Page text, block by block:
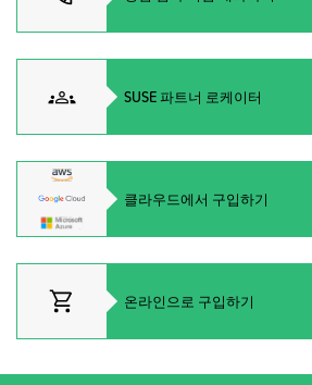
지원
파트너
커뮤니티
정보
문의하기
SUSE 파트너 로케이터
클라우드에서 구입하기
온라인으로 구입하기